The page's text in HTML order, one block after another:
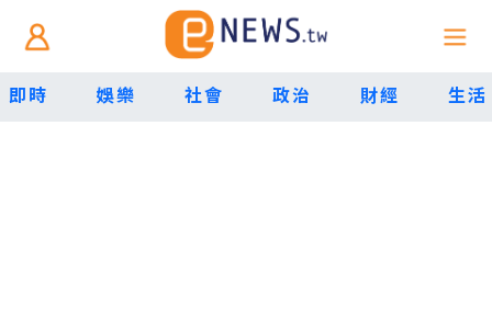
即時 娛樂 社會 政治 財經 生活